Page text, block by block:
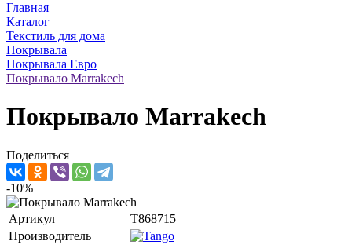
Главная
Каталог
Текстиль для дома
Покрывала
Покрывала Евро
Покрывало Marrakech
Покрывало Marrakech
Поделиться
-10%
Артикул
T868715
Производитель